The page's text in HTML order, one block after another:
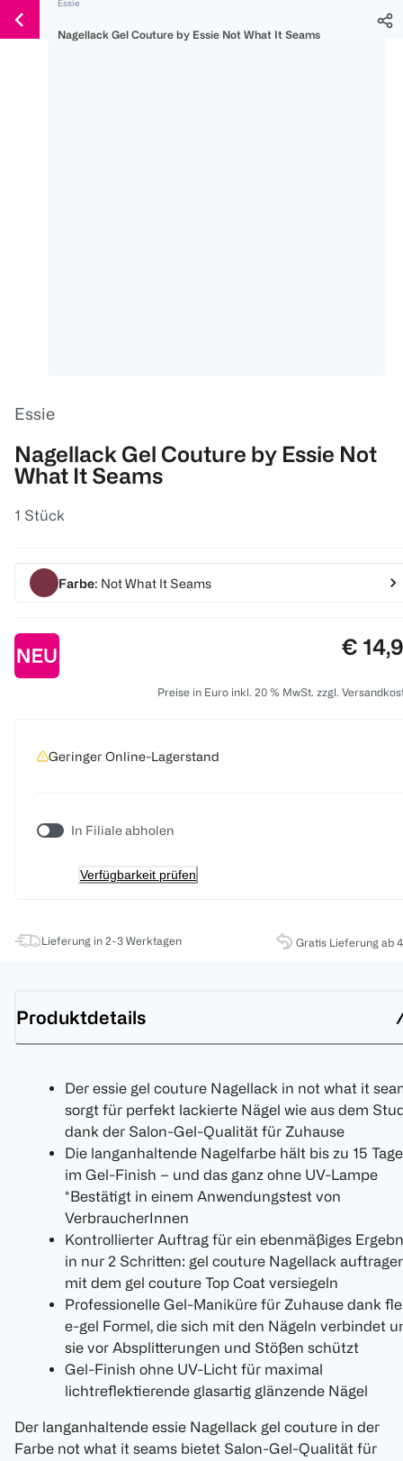
150 Ös
300 Ös
500 Ös
Weiter
zum
Essie
Nagellack Gel Couture by Essie Not What It Seams
Essie
Nagellack Gel Couture by Essie Not
What It Seams
1 Stück
Farbe: Not What It Seams
Preis:
€
Preise in Euro inkl. 20 % MwSt. zzgl.
Geringer Online-Lagerstand
In Filiale abholen
Verfügbarkeit prüfen
Lieferung in 2-3 Werktagen Gratis Lieferung ab
Produktdetails
Der essie gel couture Nagellack in not what it
sorgt für perfekt lackierte Nägel wie aus dem
dank der Salon-Gel-Qualität für Zuhause
Die langanhaltende Nagelfarbe hält bis zu 15
im Gel-Finish – und das ganz ohne UV-Lampe
*Bestätigt in einem Anwendungstest von
VerbraucherInnen
Kontrollierter Auftrag für ein ebenmäßiges
in nur 2 Schritten: gel couture Nagellack
mit dem gel couture Top Coat versiegeln
Professionelle Gel-Maniküre für Zuhause dank
e-gel Formel, die sich mit den Nägeln verbindet
sie vor Absplitterungen und Stößen schützt
Gel-Finish ohne UV-Licht für maximal
lichtreflektierende glasartig glänzende Nägel
Der langanhaltende essie Nagellack gel couture in der
Farbe not what it seams bietet Salon-Gel-Qualität für